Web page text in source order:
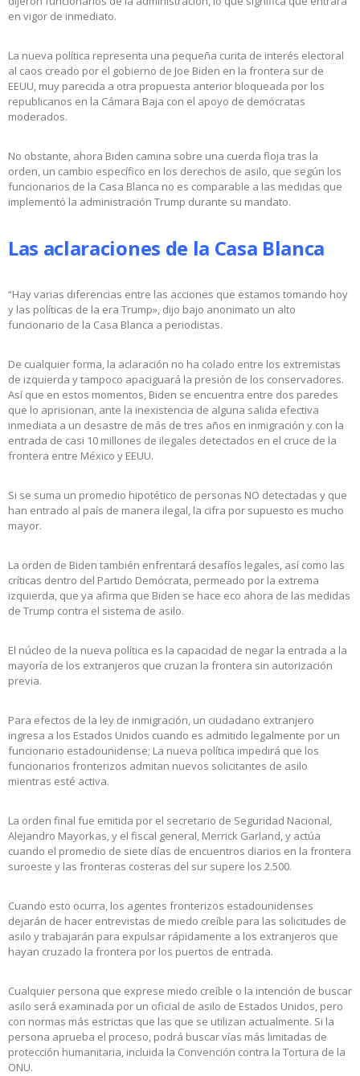
en vigor de inmediato.
La nueva política representa una pequeña curita de interés electoral
al caos creado por el gobierno de Joe Biden en la frontera sur de
EEUU, muy parecida a otra propuesta anterior bloqueada por los
republicanos en la Cámara Baja con el apoyo de demócratas
moderados.
No obstante, ahora Biden camina sobre una cuerda floja tras la
orden, un cambio específico en los derechos de asilo, que según los
funcionarios de la Casa Blanca no es comparable a las medidas que
implementó la administración Trump durante su mandato.
Las aclaraciones de la Casa Blanca
“Hay varias diferencias entre las acciones que estamos tomando hoy
y las políticas de la era Trump», dijo bajo anonimato un alto
funcionario de la Casa Blanca a periodistas.
De cualquier forma, la aclaración no ha colado entre los extremistas
de izquierda y tampoco apaciguará la presión de los conservadores.
Así que en estos momentos, Biden se encuentra entre dos paredes
que lo aprisionan, ante la inexistencia de alguna salida efectiva
inmediata a un desastre de más de tres años en inmigración y con la
entrada de casi 10 millones de ilegales detectados en el cruce de la
frontera entre México y EEUU.
Si se suma un promedio hipotético de personas NO detectadas y que
han entrado al país de manera ilegal, la cifra por supuesto es mucho
mayor.
La orden de Biden también enfrentará desafíos legales, así como las
críticas dentro del Partido Demócrata, permeado por la extrema
izquierda, que ya afirma que Biden se hace eco ahora de las medidas
de Trump contra el sistema de asilo.
El núcleo de la nueva política es la capacidad de negar la entrada a la
mayoría de los extranjeros que cruzan la frontera sin autorización
previa.
Para efectos de la ley de inmigración, un ciudadano extranjero
ingresa a los Estados Unidos cuando es admitido legalmente por un
funcionario estadounidense; La nueva política impedirá que los
funcionarios fronterizos admitan nuevos solicitantes de asilo
mientras esté activa.
La orden final fue emitida por el secretario de Seguridad Nacional,
Alejandro Mayorkas, y el fiscal general, Merrick Garland, y actúa
cuando el promedio de siete días de encuentros diarios en la frontera
suroeste y las fronteras costeras del sur supere los 2.500.
Cuando esto ocurra, los agentes fronterizos estadounidenses
dejarán de hacer entrevistas de miedo creíble para las solicitudes de
asilo y trabajarán para expulsar rápidamente a los extranjeros que
hayan cruzado la frontera por los puertos de entrada.
Cualquier persona que exprese miedo creíble o la intención de buscar
asilo será examinada por un oficial de asilo de Estados Unidos, pero
con normas más estrictas que las que se utilizan actualmente. Si la
persona aprueba el proceso, podrá buscar vías más limitadas de
protección humanitaria, incluida la Convención contra la Tortura de la
ONU.